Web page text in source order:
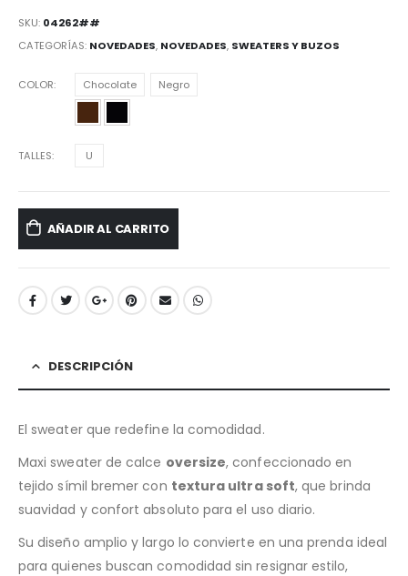
SKU: 04262##
CATEGORÍAS: NOVEDADES, NOVEDADES, SWEATERS Y BUZOS
COLOR Chocolate Negro
TALLES U
AÑADIR AL CARRITO
DESCRIPCIÓN
El sweater que redefine la comodidad.
Maxi sweater de calce oversize, confeccionado en
tejido símil bremer con textura ultra soft, que brinda
suavidad y confort absoluto para el uso diario.
Su diseño amplio y largo lo convierte en una prenda ideal
para quienes buscan comodidad sin resignar estilo,